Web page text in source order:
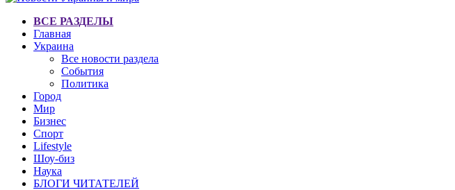
ВСЕ РАЗДЕЛЫ
Главная
Украина
Все новости раздела
События
Политика
Город
Мир
Бизнес
Спорт
Lifestyle
Шоу-биз
Наука
БЛОГИ ЧИТАТЕЛЕЙ